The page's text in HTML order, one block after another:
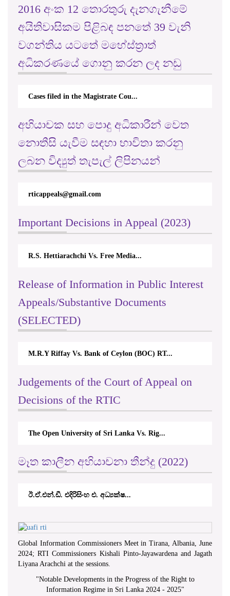
2016 අංක 12 තොරතුරු දැනගැනීමේ
අයිතිවාසිකම පිළිබඳ පනතේ 39 වැනි
වගන්තිය යටතේ මහේස්ත්‍රාත්
අධිකරණයේ ගොනු කරන ලද නඩු
Cases filed in the Magistrate Cou...
අභියාචක සහ පොදු අධිකාරීන් වෙත
නොතීසි යැවීම සඳහා භාවිතා කරනු
ලබන විද්‍යුත් තැපැල් ලිපිනයන්
rticappeals@gmail.com
Important Decisions in Appeal (2023)
R.S. Hettiarachchi Vs. Free Media...
Release of Information in Public Interest
Appeals/Substantive Documents
(SELECTED)
M.R.Y Riffay Vs. Bank of Ceylon (BOC) RT...
Judgements of the Court of Appeal on
Decisions of the RTIC
The Open University of Sri Lanka Vs. Rig...
මෑත කාලීන අභියාචනා තීන්දු (2022)
ඊ.ඒ.එන්.ඩී. එදිරිසිංහ එ. අධ්‍යක්ෂ...
Global Information Commissioners Meet in Tirana, Albania, June
2024; RTI Commissioners Kishali Pinto-Jayawardena and Jagath
Liyana Arachchi at the sessions.
"Notable Developments in the Progress of the Right to
Information Regime in Sri Lanka 2024 - 2025"